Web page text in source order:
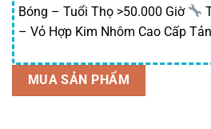
Bóng – Tuổi Thọ >50.000 Giờ
– Vỏ Hợp Kim Nhôm Cao Cấp
MUA SẢN PHẨM